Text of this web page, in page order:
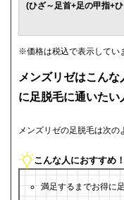
(ひざ～足首+足の甲指+
※価格は税込で表示してい
メンズリゼはこん
に足脱毛に通いたい
メンズリゼの足脱毛は次の
こんな人におすすめ！
満足するまでお得に